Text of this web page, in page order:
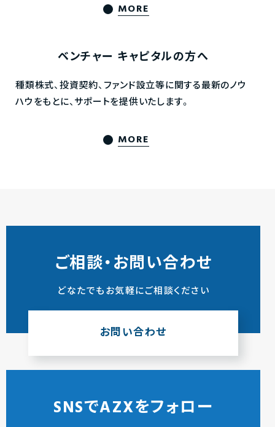
MORE
ベンチャー キャピタルの方へ
種類株式、投資契約、ファンド設立等に関する最新のノウ
ハウをもとに、サポートを提供いたします。
MORE
ご相談・お問い合わせ
どなたでもお気軽にご相談ください
お問い合わせ
SNSでAZXをフォロー